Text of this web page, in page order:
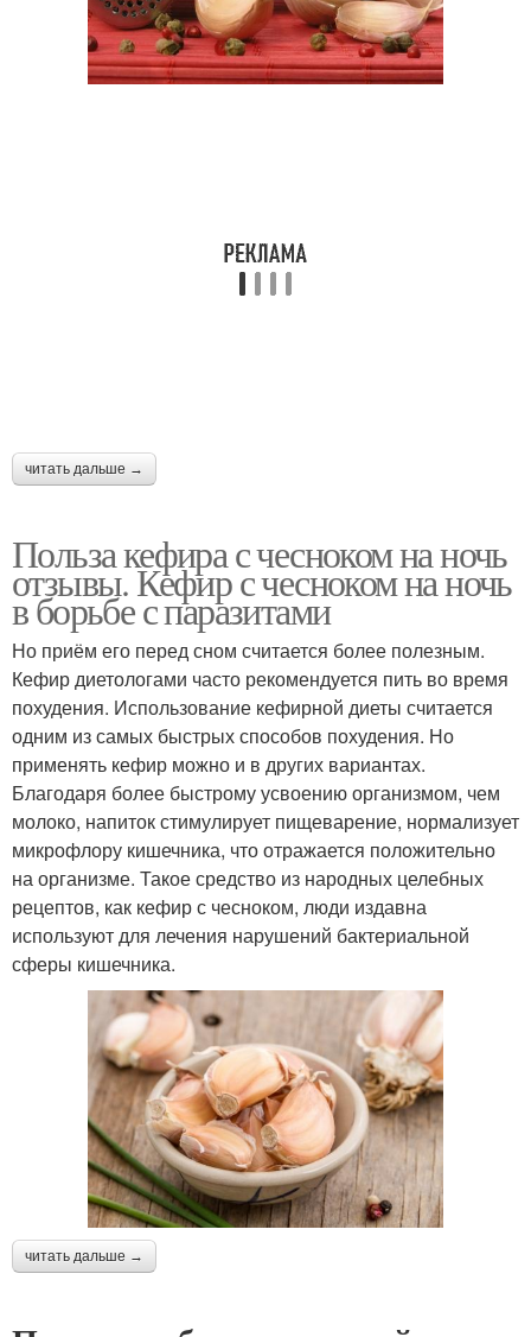
читать дальше →
Польза кефира с чесноком на ночь
отзывы. Кефир с чесноком на ночь
в борьбе с паразитами
Но приём его перед сном считается более полезным.
Кефир диетологами часто рекомендуется пить во время
похудения. Использование кефирной диеты считается
одним из самых быстрых способов похудения. Но
применять кефир можно и в других вариантах.
Благодаря более быстрому усвоению организмом, чем
молоко, напиток стимулирует пищеварение, нормализует
микрофлору кишечника, что отражается положительно
на организме. Такое средство из народных целебных
рецептов, как кефир с чесноком, люди издавна
используют для лечения нарушений бактериальной
сферы кишечника.
читать дальше →